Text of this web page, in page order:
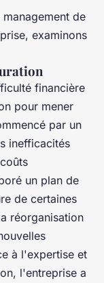
de
examinons
financière
pour mener
par un
inefficacités
un plan de
de certaines
réorganisation
à l'expertise et
l'entreprise a